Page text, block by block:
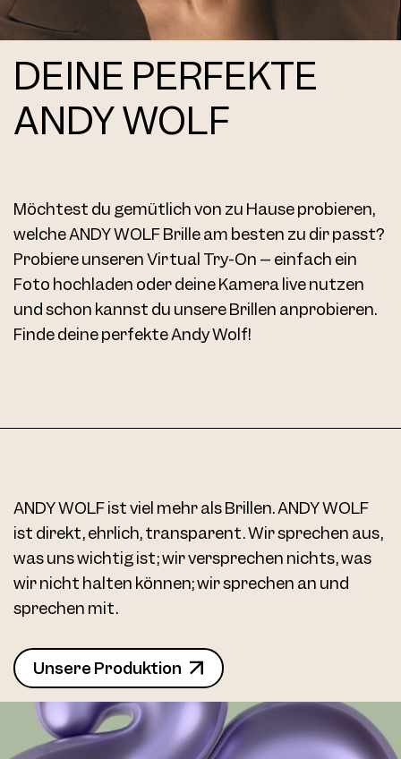
DEINE PERFEKTE
ANDY WOLF
Möchtest du gemütlich von zu Hause probieren,
welche ANDY WOLF Brille am besten zu dir passt?
Probiere unseren Virtual Try-On – einfach ein
Foto hochladen oder deine Kamera live nutzen
und schon kannst du unsere Brillen anprobieren.
Finde deine perfekte Andy Wolf!
ANDY WOLF ist viel mehr als Brillen. ANDY WOLF
ist direkt, ehrlich, transparent. Wir sprechen aus,
was uns wichtig ist; wir versprechen nichts, was
wir nicht halten können; wir sprechen an und
sprechen mit.
Unsere Produktion
4771 Clip Col. 11 52